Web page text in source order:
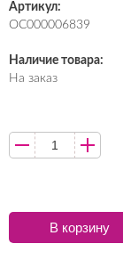
Артикул:
ОС000006839
Наличие товара:
На заказ
В корзину